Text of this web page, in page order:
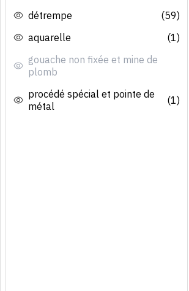
détrempe
(59)
aquarelle
(1)
gouache non fixée et mine de
plomb
procédé spécial et pointe de
métal
(1)